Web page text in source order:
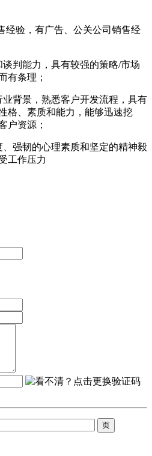
经验，有广告、公关公司销售经
判能力，具有较强的策略/市场
有条理；
背景，熟悉客户开发流程，具有
格、素质和能力，能够迅速挖
户资源；
强韧的心理素质和坚定的精神毅
工作压力